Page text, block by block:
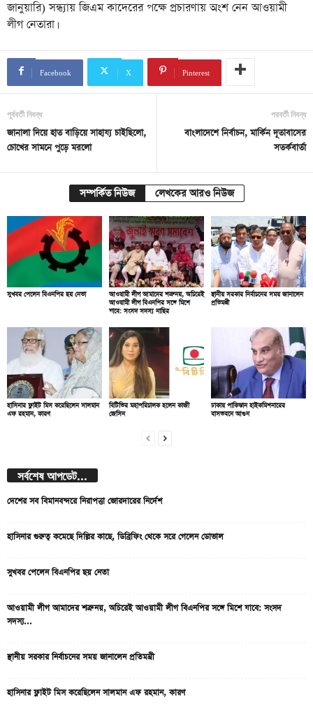
জানুয়ারি) সন্ধ্যায় জিএম কাদেরের পক্ষে প্রচারণায় অংশ নেন আওয়ামী
লীগ নেতারা।
Facebook X Pinterest
পূর্ববর্তী নিবন্ধ
জানালা দিয়ে হাত বাড়িয়ে সাহায্য চাইছিলো,
চোখের সামনে পুড়ে মরলো
পরবর্তী নিবন্ধ
বাংলাদেশে নির্বাচন, মার্কিন দূতাবাসের
সতর্কবার্তা
সম্পর্কিত নিউজ লেখকের আরও নিউজ
সুখবর পেলেন বিএনপির ছয় নেতা
আওয়ামী লীগ আমাদের শত্রু নয়, অচিরেই
আওয়ামী লীগ বিএনপির সঙ্গে মিশে
যাবে: সংসদ সদস্য নাছির
স্থানীয় সরকার নির্বাচনের সময় জানালেন
প্রতিমন্ত্রী
হাসিনার ফ্লাইট মিস করেছিলেন সালমান
এফ রহমান, কারণ
বিটিভির মহাপরিচালক হলেন কাজী
জেসিন
ঢাকায় পাকিস্তান হাইকমিশনারের
বাসভবনে আগুন
সর্বশেষ আপডেট...
দেশের সব বিমানবন্দরে নিরাপত্তা জোরদারের নির্দেশ
হাসিনার গুরুত্ব কমেছে দিল্লির কাছে, ডিব্রিফিং থেকে সরে গেলেন ডোভাল
সুখবর পেলেন বিএনপির ছয় নেতা
আওয়ামী লীগ আমাদের শত্রু নয়, অচিরেই আওয়ামী লীগ বিএনপির সঙ্গে মিশে যাবে: সংসদ
সদস্য...
স্থানীয় সরকার নির্বাচনের সময় জানালেন প্রতিমন্ত্রী
হাসিনার ফ্লাইট মিস করেছিলেন সালমান এফ রহমান, কারণ